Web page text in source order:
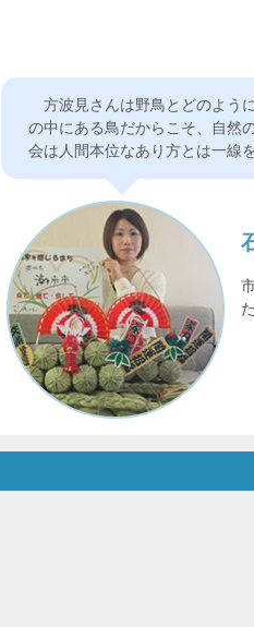
方波見さんは野鳥とどのよう
の中にある鳥だからこそ、自然
会は人間本位なあり方とは一線